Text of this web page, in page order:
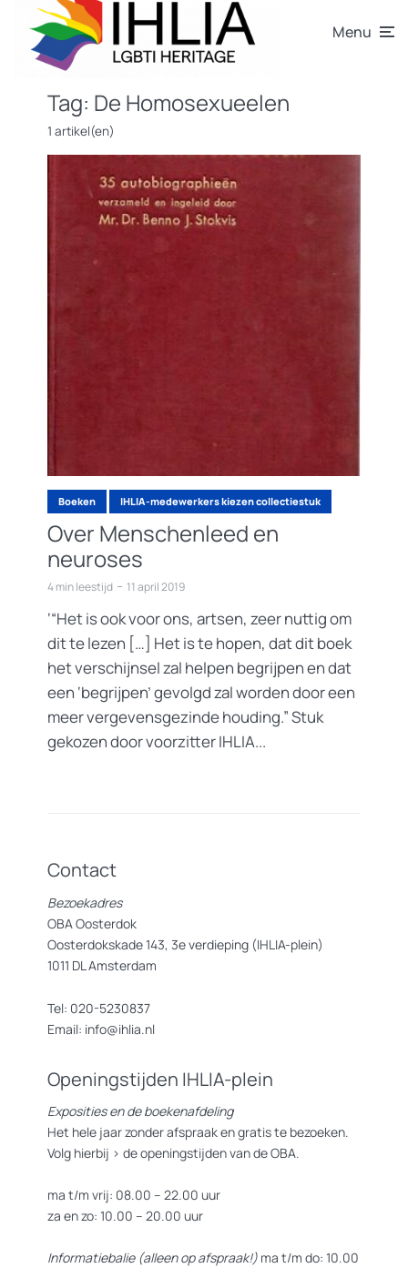
Menu
Tag: De Homosexueelen
1 artikel(en)
Boeken IHLIA-medewerkers kiezen collectiestuk
Over Menschenleed en
neuroses
4 min leestijd 11 april 2019
‘“Het is ook voor ons, artsen, zeer nuttig om
dit te lezen […] Het is te hopen, dat dit boek
het verschijnsel zal helpen begrijpen en dat
een ‘begrijpen’ gevolgd zal worden door een
meer vergevensgezinde houding.” Stuk
gekozen door voorzitter IHLIA...
Contact
Bezoekadres
OBA Oosterdok
Oosterdokskade 143, 3e verdieping (IHLIA-plein)
1011 DL Amsterdam
Tel: 020-5230837
Email: info@ihlia.nl
Openingstijden IHLIA-plein
Exposities en de boekenafdeling
Het hele jaar zonder afspraak en gratis te bezoeken.
Volg hierbij > de openingstijden van de OBA.
ma t/m vrij: 08.00 – 22.00 uur
za en zo: 10.00 – 20.00 uur
Informatiebalie (alleen op afspraak!) ma t/m do: 10.00